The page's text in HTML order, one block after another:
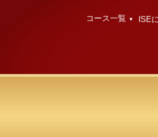
コース一覧 ISE